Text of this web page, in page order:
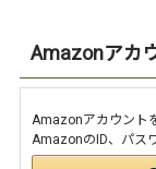
Amazonアカ
Amazonアカウント
AmazonのID、パス